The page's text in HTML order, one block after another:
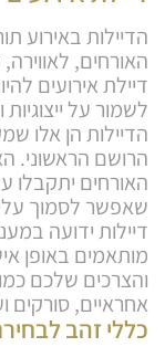
הדיילות באירוע
האורחים,
דיילת אירועים
לשמור על
הדיילות הן אלו
הרושם הראשוני.
האורחים יתקבלו
שאפשר לסמוך
דיילות ידועה
מותאמים באופן
והצרכים שלכם
אחראיים, סורקים
כללי זהב